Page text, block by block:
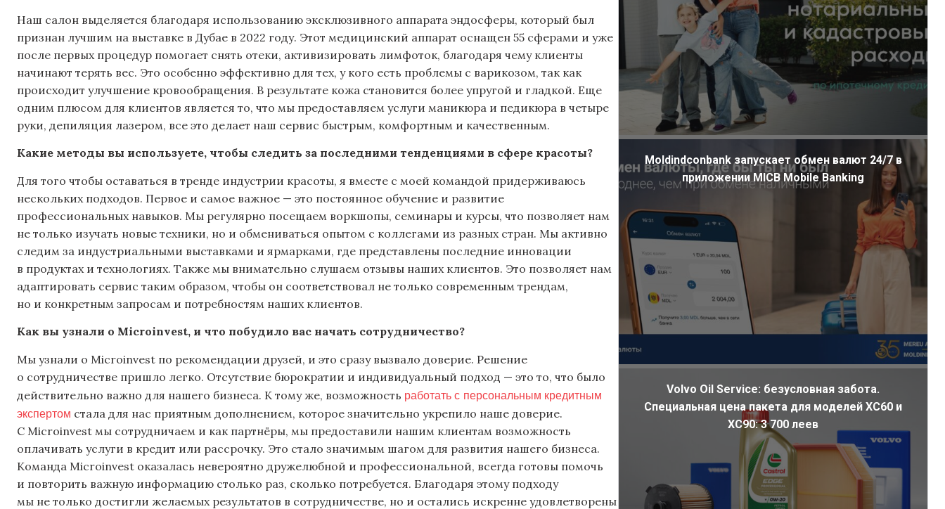
Наш салон выделяется благодаря использованию эксклюзивного аппарата эндосферы, который был
признан лучшим на выставке в Дубае в 2022 году. Этот медицинский аппарат оснащен 55 сферами и уже
после первых процедур помогает снять отеки, активизировать лимфоток, благодаря чему клиенты
начинают терять вес. Это особенно эффективно для тех, у кого есть проблемы с варикозом, так как
происходит улучшение кровообращения. В результате кожа становится более упругой и гладкой. Еще
одним плюсом для клиентов является то, что мы предоставляем услуги маникюра и педикюра в четыре
руки, депиляция лазером, все это делает наш сервис быстрым, комфортным и качественным.
Какие методы вы используете, чтобы следить за последними тенденциями в сфере красоты?
Для того чтобы оставаться в тренде индустрии красоты, я вместе с моей командой придерживаюсь
нескольких подходов. Первое и самое важное — это постоянное обучение и развитие
профессиональных навыков. Мы регулярно посещаем воркшопы, семинары и курсы, что позволяет нам
не только изучать новые техники, но и обмениваться опытом с коллегами из разных стран. Мы активно
следим за индустриальными выставками и ярмарками, где представлены последние инновации
в продуктах и технологиях. Также мы внимательно слушаем отзывы наших клиентов. Это позволяет нам
адаптировать сервис таким образом, чтобы он соответствовал не только современным трендам,
но и конкретным запросам и потребностям наших клиентов.
Как вы узнали о Microinvest, и что побудило вас начать сотрудничество?
Мы узнали о Microinvest по рекомендации друзей, и это сразу вызвало доверие. Решение
о сотрудничестве пришло легко. Отсутствие бюрократии и индивидуальный подход — это то, что было
действительно важно для нашего бизнеса. К тому же, возможность работать с персональным кредитным
экспертом стала для нас приятным дополнением, которое значительно укрепило наше доверие.
С Microinvest мы сотрудничаем и как партнёры, мы предоставили нашим клиентам возможность
оплачивать услуги в кредит или рассрочку. Это стало значимым шагом для развития нашего бизнеса.
Команда Microinvest оказалась невероятно дружелюбной и профессиональной, всегда готовы помочь
и повторить важную информацию столько раз, сколько потребуется. Благодаря этому подходу
мы не только достигли желаемых результатов в сотрудничестве, но и остались искренне удовлетворены
Moldindconbank запускает обмен валют 24/7 в
приложении MICB Mobile Banking
Volvo Oil Service: безусловная забота.
Специальная цена пакета для моделей XC60 и
XC90: 3 700 леев